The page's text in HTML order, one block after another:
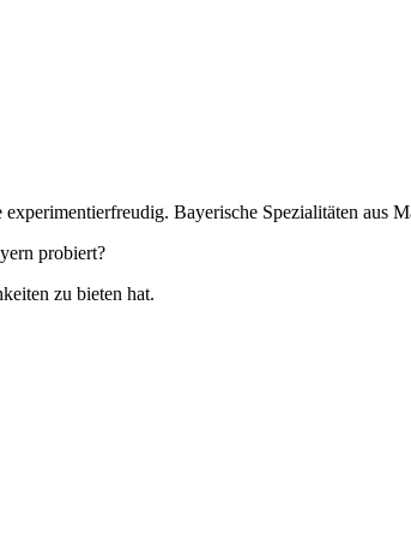
Bayerische Spezialitäten aus
probiert?
zu bieten hat.